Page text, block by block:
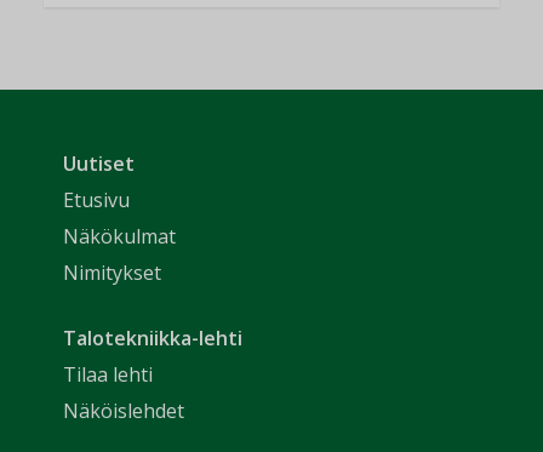
Uutiset
Etusivu
Näkökulmat
Nimitykset
Talotekniikka-lehti
Tilaa lehti
Näköislehdet